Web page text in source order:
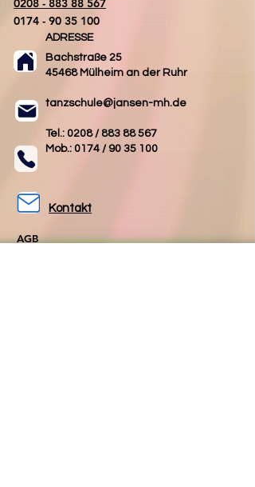
0208 - 883 88 567
0174 - 90 35 100
ADRESSE
Bachstraße 25
45468 Mülheim an der Ruhr
tanzschule@jansen-mh.de
Tel.: 0208 / 883 88 567
Mob.: 0174 / 90 35 100
Kontakt
AGB